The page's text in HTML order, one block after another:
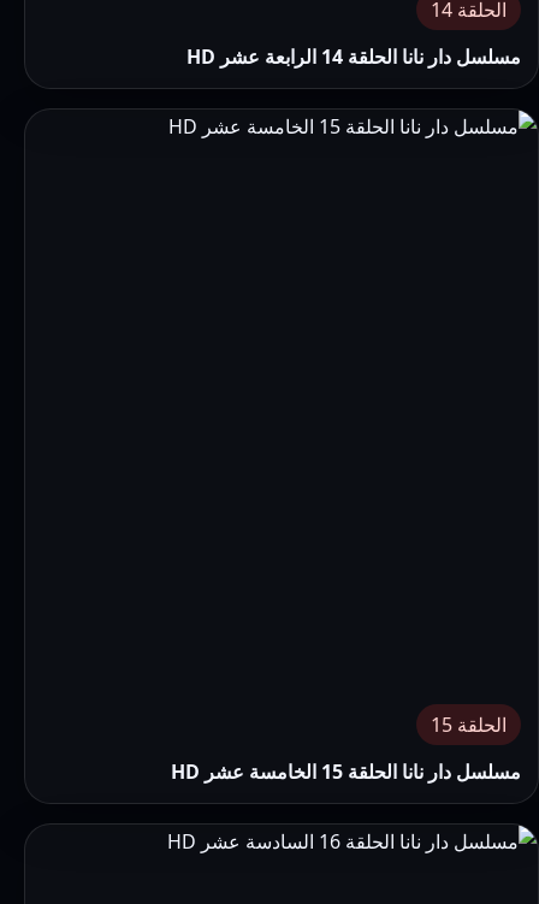
الحلقة 14
مسلسل دار نانا الحلقة 14 الرابعة عشر HD
الحلقة 15
مسلسل دار نانا الحلقة 15 الخامسة عشر HD